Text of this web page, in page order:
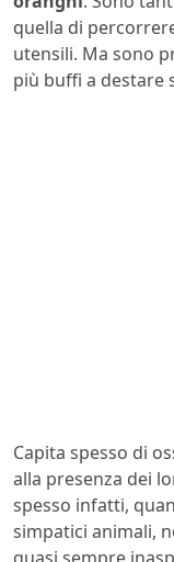
quella di
utensili. Ma sono
più buffi a destare
Capita spesso di
alla presenza dei
spesso infatti,
simpatici animali,